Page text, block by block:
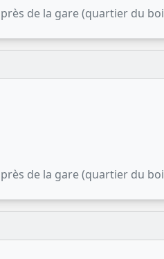
de la gare (quartier du
de la gare (quartier du